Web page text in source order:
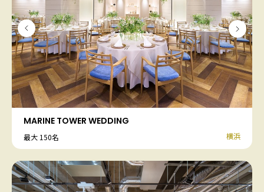
MARINE TOWER WEDDING
最大 150名 横浜